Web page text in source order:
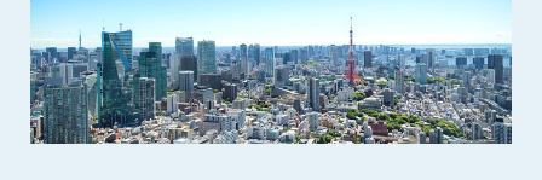
第7条（登録内容の削除）
管理者は、会員が登録した内容が以下に該当する、またはその
恐れのあるものは、会員の承諾なく削除できるものとします。
(1) 登録されている情報が、第6条の定める禁止事項に該当する
と管理者が、判断した場合